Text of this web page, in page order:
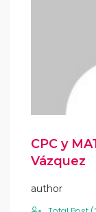
CPC y
Vázquez
author